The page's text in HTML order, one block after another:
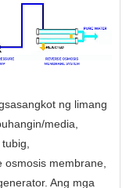
ng limang
media
osmosis membrane,
Ang mga